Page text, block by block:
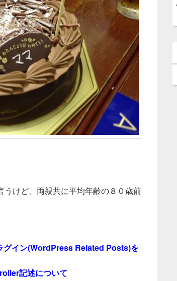
うけど、両親共に平均年齢の８０歳前
イン(WordPress Related Posts)を
記述について